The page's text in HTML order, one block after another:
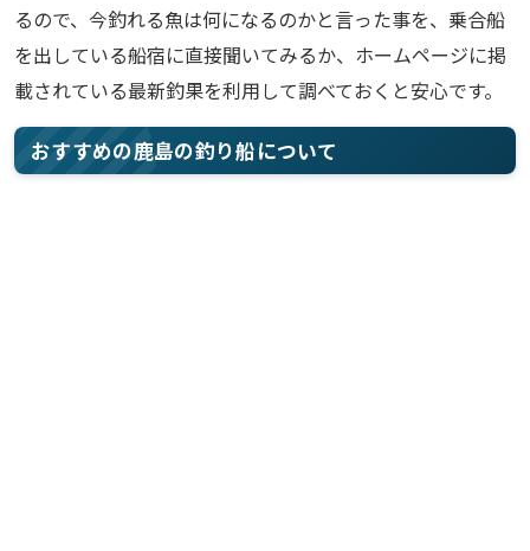
るので、今釣れる魚は何になるのかと言った事を、乗合船
を出している船宿に直接聞いてみるか、ホームページに掲
載されている最新釣果を利用して調べておくと安心です。
おすすめの鹿島の釣り船について